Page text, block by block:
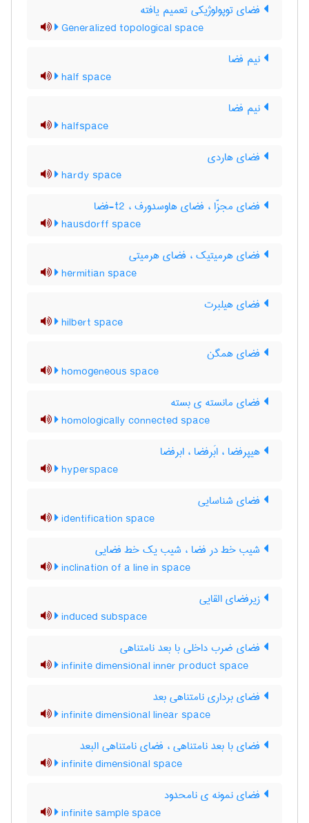
فضای توپولوژیکی تعمیم یافته
Generalized topological space
نیم فضا
half space
نیم فضا
halfspace
فضای هاردی
hardy space
فضای مجزّا ، فضای هاوسدورف ، t2-فضا
hausdorff space
فضای هرمیتیک ، فضای هرمیتی
hermitian space
فضای هیلبرت
hilbert space
فضای همگن
homogeneous space
فضای مانسته ی بسته
homologically connected space
هیپرفضا ، ابَرفضا ، ابرفضا
hyperspace
فضای شناسایی
identification space
شیب خط در فضا ، شیب یک خط فضایی
inclination of a line in space
زیرفضای القایی
induced subspace
فضای ضرب داخلی با بعد نامتناهی
infinite dimensional inner product space
فضای برداری نامتناهی بعد
infinite dimensional linear space
فضای با بعد نامتناهی ، فضای نامتناهی البعد
infinite dimensional space
فضای نمونه ی نامحدود
infinite sample space